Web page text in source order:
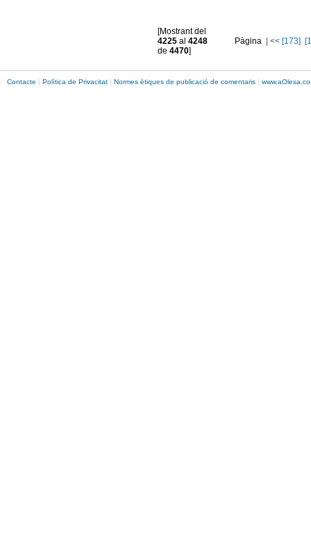
[Mostrant del
4225 al 4248
de 4470]
Pàgina << [173]
Contacte | Política de Privacitat | Normes ètiques de publicació de comentaris | www.aOlesa